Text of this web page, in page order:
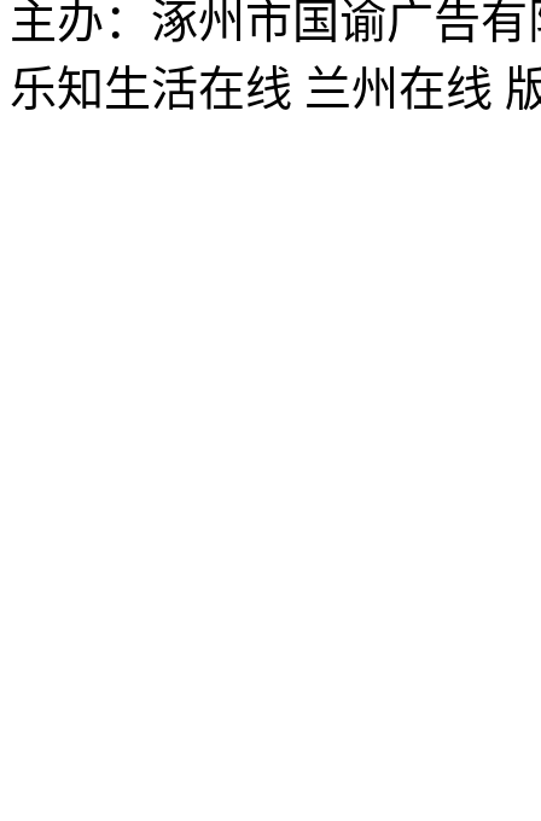
主办：涿州市国谕广告
乐知生活在线 兰州在线